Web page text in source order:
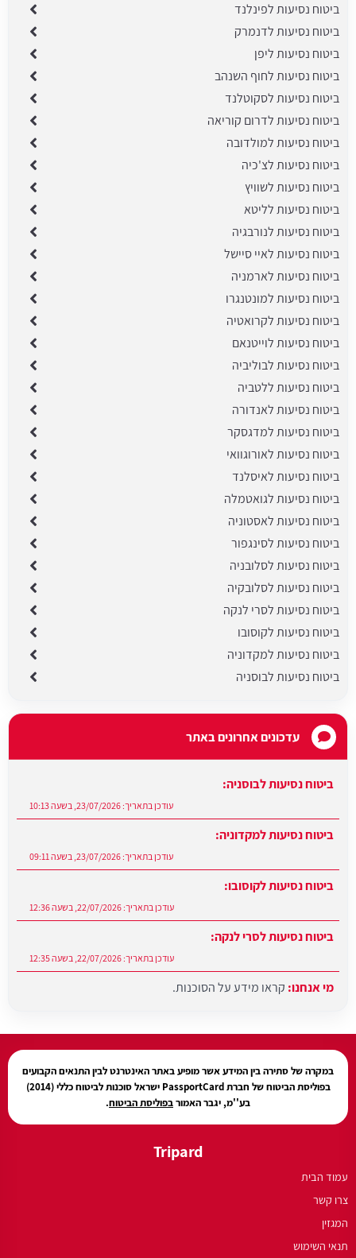
ביטוח נסיעות לפינלנד
ביטוח נסיעות לדנמרק
ביטוח נסיעות ליפן
ביטוח נסיעות לחוף השנהב
ביטוח נסיעות לסקוטלנד
ביטוח נסיעות לדרום קוריאה
ביטוח נסיעות למולדובה
ביטוח נסיעות לצ'כיה
ביטוח נסיעות לשוויץ
ביטוח נסיעות לליטא
ביטוח נסיעות לנורבגיה
ביטוח נסיעות לאיי סיישל
ביטוח נסיעות לארמניה
ביטוח נסיעות למונטנגרו
ביטוח נסיעות לקרואטיה
ביטוח נסיעות לוייטנאם
ביטוח נסיעות לבוליביה
ביטוח נסיעות ללטביה
ביטוח נסיעות לאנדורה
ביטוח נסיעות למדגסקר
ביטוח נסיעות לאורוגוואי
ביטוח נסיעות לאיסלנד
ביטוח נסיעות לגואטמלה
ביטוח נסיעות לאסטוניה
ביטוח נסיעות לסינגפור
ביטוח נסיעות לסלובניה
ביטוח נסיעות לסלובקיה
ביטוח נסיעות לסרי לנקה
ביטוח נסיעות לקוסובו
ביטוח נסיעות למקדוניה
ביטוח נסיעות לבוסניה
עדכונים אחרונים באתר
ביטוח נסיעות לבוסניה:
עודכן בתאריך: 23/07/2026, בשעה 10:13
ביטוח נסיעות למקדוניה:
עודכן בתאריך: 23/07/2026, בשעה 09:11
ביטוח נסיעות לקוסובו:
עודכן בתאריך: 22/07/2026, בשעה 12:36
ביטוח נסיעות לסרי לנקה:
עודכן בתאריך: 22/07/2026, בשעה 12:35
מי אנחנו: קראו מידע על הסוכנות.
במקרה של סתירה בין המידע אשר מופיע באתר האינטרנט לבין התנאים הקבועים
בפוליסת הביטוח של חברת PassportCard ישראל סוכנות לביטוח כללי (2014)
בע''מ, יגבר האמורבפוליסת הביטוח.
Tripard
עמוד הבית
צרו קשר
המגזין
תנאי השימוש